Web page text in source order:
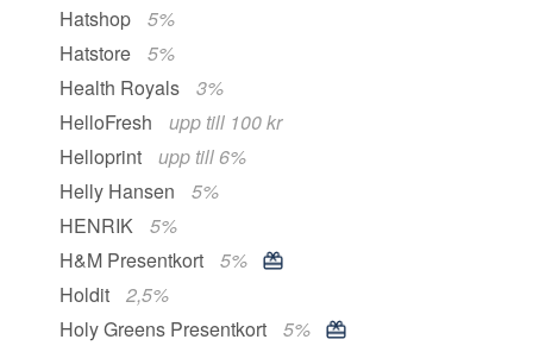
Hatshop
5%
Hatstore
5%
Health Royals
3%
HelloFresh
upp till 100 kr
Helloprint
upp till 6%
Helly Hansen
5%
HENRIK
5%
H&M Presentkort
5%
Holdit
2,5%
Holy Greens Presentkort
5%